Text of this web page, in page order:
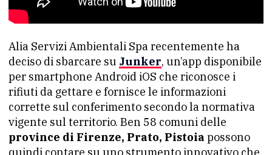
Alia Servizi Ambientali Spa recentemente ha
deciso di sbarcare su Junker, un’app disponibile
per smartphone Android iOS che riconosce i
rifiuti da gettare e fornisce le informazioni
corrette sul conferimento secondo la normativa
vigente sul territorio. Ben 58 comuni delle
province di Firenze, Prato, Pistoia possono